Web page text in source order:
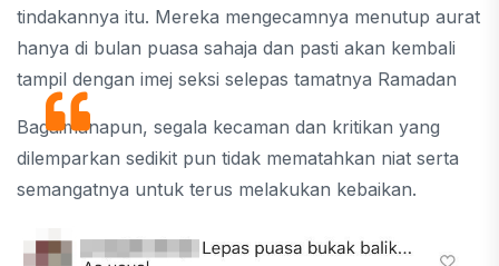
tindakannya itu. Mereka mengecamnya menutup aurat
hanya di bulan puasa sahaja dan pasti akan kembali
tampil dengan imej seksi selepas tamatnya Ramadan
Bagaimanapun, segala kecaman dan kritikan yang
dilemparkan sedikit pun tidak mematahkan niat serta
semangatnya untuk terus melakukan kebaikan.